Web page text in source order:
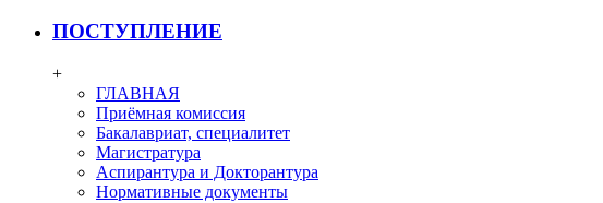
ПОСТУПЛЕНИЕ
+
ГЛАВНАЯ
Приёмная комиссия
Бакалавриат, специалитет
Магистратура
Аспирантура и Докторантура
Нормативные документы